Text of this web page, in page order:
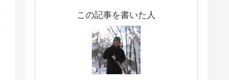
この記事を書いた人